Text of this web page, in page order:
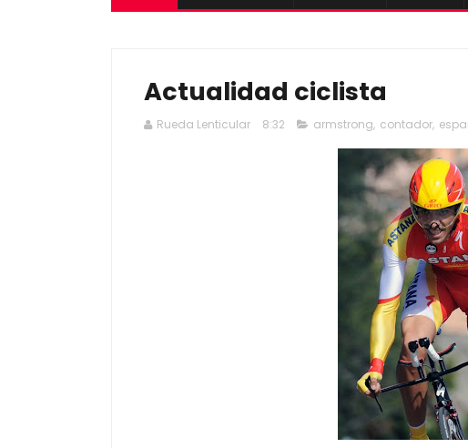
Actualidad ciclista
Rueda Lenticular 8:32 armstrong, contador,